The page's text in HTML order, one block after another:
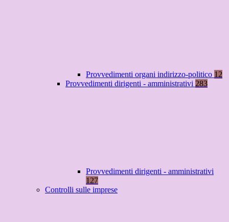
Provvedimenti organi indirizzo-politico 12
Provvedimenti dirigenti - amministrativi 283
Provvedimenti dirigenti - amministrativi
127
Controlli sulle imprese